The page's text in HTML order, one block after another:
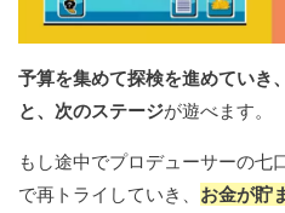
予算を集めて探検を進めていき
と、次のステージが遊べます。
もし途中でプロデューサーの七
で再トライしていき、 お金が貯